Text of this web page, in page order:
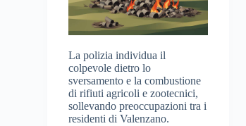
La polizia individua il
colpevole dietro lo
sversamento e la combustione
di rifiuti agricoli e zootecnici,
sollevando preoccupazioni tra i
residenti di Valenzano.